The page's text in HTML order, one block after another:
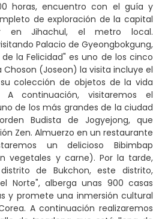
horas, encuentro con el guía y
de exploración de la capital
en Jihachul, el metro local.
Palacio de Gyeongbokgung,
la Felicidad" es uno de los cinco
(Joseon) la visita incluye el
colección de objetos de la vida
A continuación, visitaremos el
de los más grandes de la ciudad
Budista de Jogyejong, que
Zen. Almuerzo en un restaurante
un delicioso Bibimbap
vegetales y carne). Por la tarde,
de Bukchon, este distrito,
Norte", alberga unas 900 casas
y promete una inmersión cultural
A continuación realizaremos